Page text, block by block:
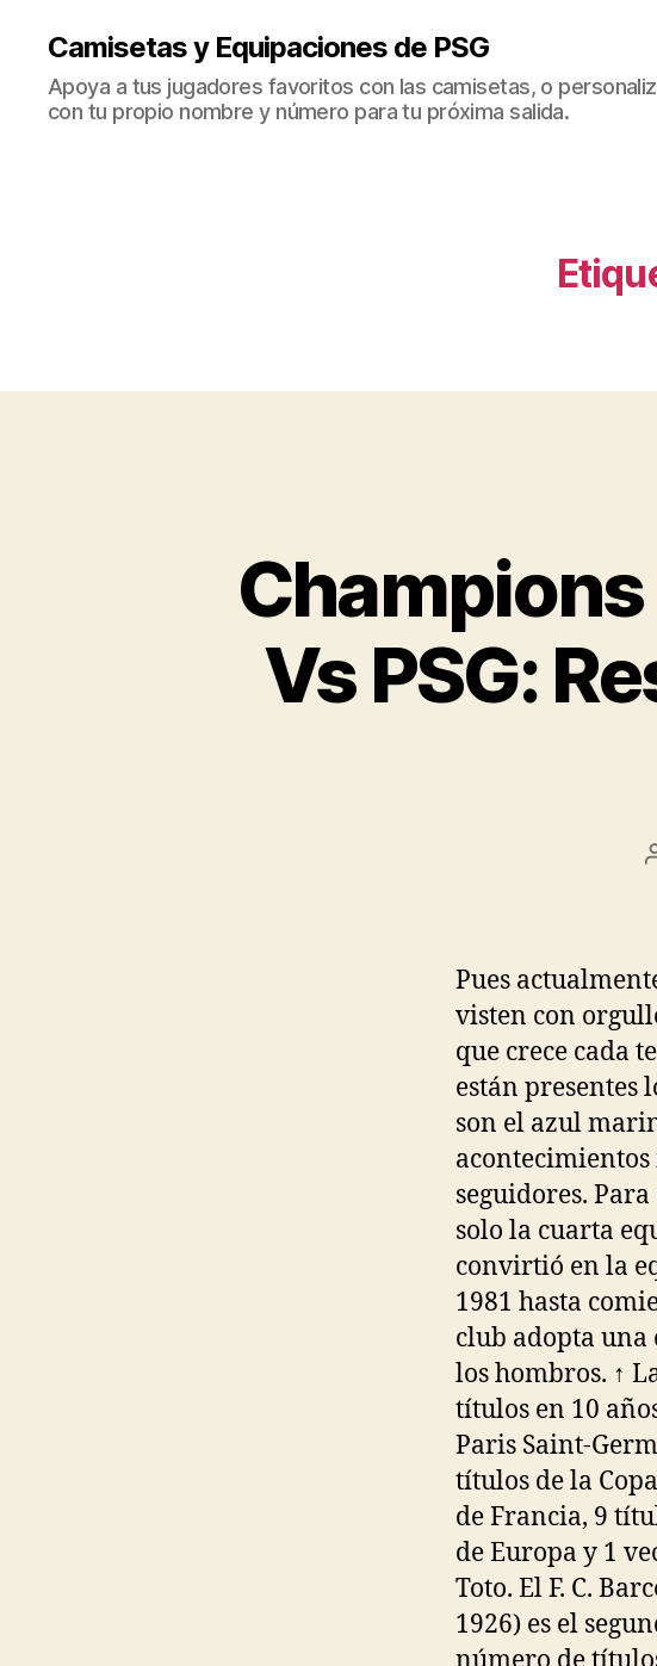
Camisetas y Equipaciones de PSG
Apoya a tus jugadores favoritos con las camisetas, o
con tu propio nombre y número para tu próxima salida.
Champions
Vs PSG:
Pues
visten con
que crece cada
están presentes
son el azul
seguidores.
solo la cuarta
convirtió en la
1981 hasta
club adopta una
los hombros. ↑
títulos en 10
Paris Saint-
títulos de la
de Francia, 9
de Europa y 1
Toto. El F. C.
1926) es el